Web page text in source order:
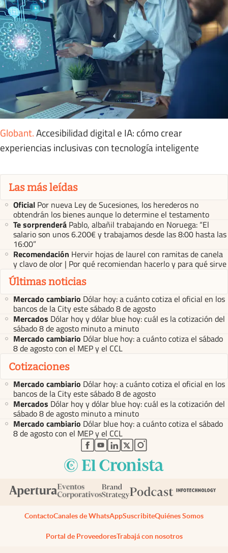
Globant.Accesibilidad digital e IA: cómo crear
experiencias inclusivas con tecnología inteligente
Las más leídas
Oficial Por nueva Ley de Sucesiones, los herederos no
obtendrán los bienes aunque lo determine el testamento
Te sorprenderá Pablo, albañil trabajando en Noruega: “El
salario son unos 6.200€ y trabajamos desde las 8:00 hasta las
16:00”
Recomendación Hervir hojas de laurel con ramitas de canela
y clavo de olor | Por qué recomiendan hacerlo y para qué sirve
Últimas noticias
Mercado cambiario Dólar hoy: a cuánto cotiza el oficial en los
bancos de la City este sábado 8 de agosto
Mercados Dólar hoy y dólar blue hoy: cuál es la cotización del
sábado 8 de agosto minuto a minuto
Mercado cambiario Dólar blue hoy: a cuánto cotiza el sábado
8 de agosto con el MEP y el CCL
Cotizaciones
Mercado cambiario Dólar hoy: a cuánto cotiza el oficial en los
bancos de la City este sábado 8 de agosto
Mercados Dólar hoy y dólar blue hoy: cuál es la cotización del
sábado 8 de agosto minuto a minuto
Mercado cambiario Dólar blue hoy: a cuánto cotiza el sábado
8 de agosto con el MEP y el CCL
abre en nueva pestaña
abre en nueva pestaña
abre en nueva pestaña
abre en nueva pestaña
abre en nueva pestaña
ContactoCanales de WhatsAppSuscribiteQuiénes Somos
Portal de ProveedoresTrabajá con nosotros